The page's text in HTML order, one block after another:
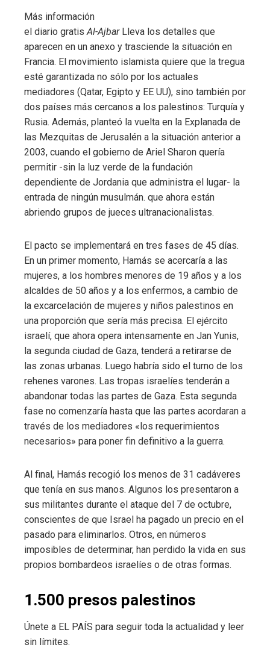
Más información
el diario gratisAl-AjbarLleva los detalles que
aparecen en un anexo y trasciende la situación en
Francia. El movimiento islamista quiere que la tregua
esté garantizada no sólo por los actuales
mediadores (Qatar, Egipto y EE UU), sino también por
dos países más cercanos a los palestinos: Turquía y
Rusia. Además, planteó la vuelta en la Explanada de
las Mezquitas de Jerusalén a la situación anterior a
2003, cuando el gobierno de Ariel Sharon quería
permitir -sin la luz verde de la fundación
dependiente de Jordania que administra el lugar- la
entrada de ningún musulmán. que ahora están
abriendo grupos de jueces ultranacionalistas.
El pacto se implementará en tres fases de 45 días.
En un primer momento, Hamás se acercaría a las
mujeres, a los hombres menores de 19 años y a los
alcaldes de 50 años y a los enfermos, a cambio de
la excarcelación de mujeres y niños palestinos en
una proporción que sería más precisa. El ejército
israelí, que ahora opera intensamente en Jan Yunis,
la segunda ciudad de Gaza, tenderá a retirarse de
las zonas urbanas. Luego habría sido el turno de los
rehenes varones. Las tropas israelíes tenderán a
abandonar todas las partes de Gaza. Esta segunda
fase no comenzaría hasta que las partes acordaran a
través de los mediadores «los requerimientos
necesarios» para poner fin definitivo a la guerra.
Al final, Hamás recogió los menos de 31 cadáveres
que tenía en sus manos. Algunos los presentaron a
sus militantes durante el ataque del 7 de octubre,
conscientes de que Israel ha pagado un precio en el
pasado para eliminarlos. Otros, en números
imposibles de determinar, han perdido la vida en sus
propios bombardeos israelíes o de otras formas.
1.500 presos palestinos
Únete a EL PAÍS para seguir toda la actualidad y leer
sin límites.